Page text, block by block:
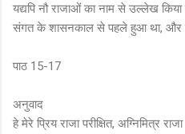
यद्यपि नौ राजाओं का नाम से उल्लेख
संगत के शासनकाल से पहले हुआ था, और
पाठ 15-17
अनुवाद
हे मेरे प्रिय राजा परीक्षित, अग्निमित्र